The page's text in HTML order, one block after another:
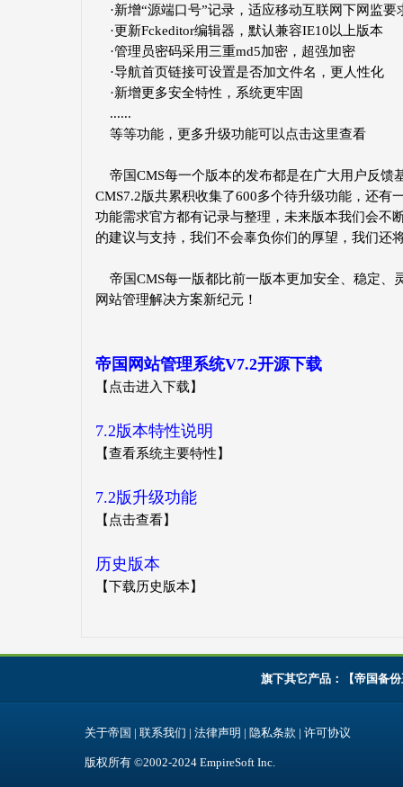
·新增“源端口号”记录，适应移动互联网下网监要
·更新Fckeditor编辑器，默认兼容IE10以上版本
·管理员密码采用三重md5加密，超强加密
·导航首页链接可设置是否加文件名，更人性化
·新增更多安全特性，系统更牢固
......
等等功能，更多升级功能可以 点击这里查看
帝国CMS每一个版本的发布都是在广大用户反馈
CMS7.2版共累积收集了600多个待升级功能，还
功能需求官方都有记录与整理，未来版本我们会不
的建议与支持，我们不会辜负你们的厚望，我们还
帝国CMS每一版都比前一版本更加安全、稳定、
网站管理解决方案新纪元！
帝国网站管理系统V7.2开源下载
【点击进入下载】
7.2版本特性说明
【查看系统主要特性】
7.2版升级功能
【点击查看】
历史版本
【下载历史版本】
旗下其它产品：【帝国备份
关于帝国 | 联系我们 | 法律声明 | 隐私条款 | 许可协议
版权所有 ©2002-2024 EmpireSoft Inc.